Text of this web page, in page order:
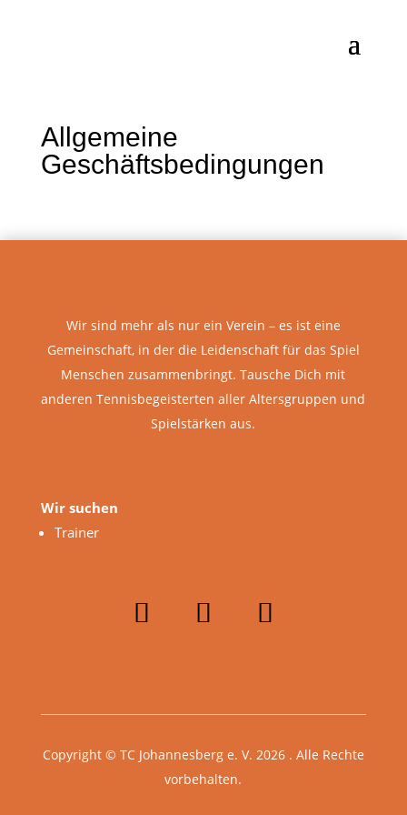
Allgemeine
Geschäftsbedingungen
Wir sind mehr als nur ein Verein – es ist eine
Gemeinschaft, in der die Leidenschaft für das Spiel
Menschen zusammenbringt. Tausche Dich mit
anderen Tennisbegeisterten aller Altersgruppen und
Spielstärken aus.
Wir suchen
Trainer
Copyright © TC Johannesberg e. V. 2026 . Alle Rechte
vorbehalten.